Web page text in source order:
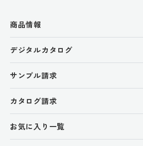
商品情報
デジタルカタログ
サンプル請求
カタログ請求
お気に入り一覧